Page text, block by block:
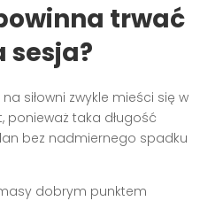
trwać
sesja?
siłowni zwykle mieści się w
ponieważ taka długość
bez nadmiernego spadku
dobrym punktem